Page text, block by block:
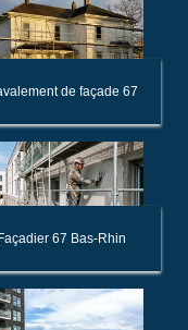
de façade 67
Façadier 67 Bas-Rhin